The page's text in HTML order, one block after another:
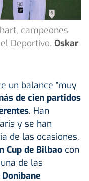
campeones
Deportivo. Oskar
un balance “muy
de cien partidos
. Han
y se han
de las ocasiones.
Cup de Bilbao con
de las
Donibane